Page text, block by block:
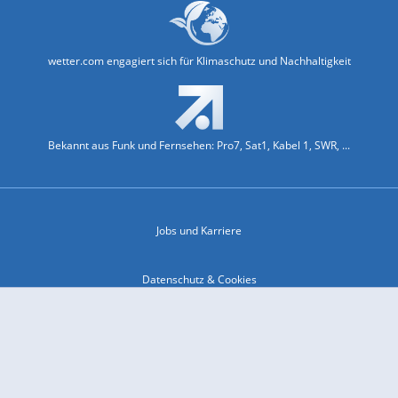
wetter.com engagiert sich für Klimaschutz und Nachhaltigkeit
Bekannt aus Funk und Fernsehen: Pro7, Sat1, Kabel 1, SWR, ...
Jobs und Karriere
Datenschutz & Cookies